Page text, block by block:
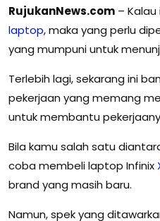
RujukanNews.com –
laptop, maka yang perlu
yang mumpuni untuk
Terlebih lagi, sekarang ini
pekerjaan yang memang
untuk membantu
Bila kamu salah satu
coba membeli laptop Infinix
brand yang masih baru.
Namun, spek yang